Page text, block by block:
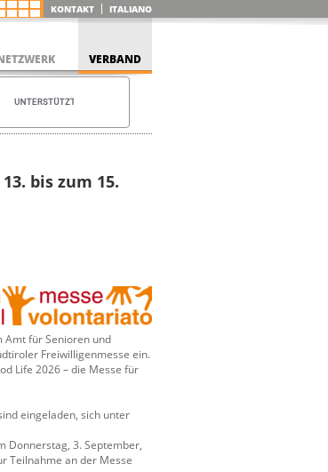
KONTAKT ITALIANO
VERBAND
bis zum 15.
Amt für Senioren und
Freiwilligenmesse ein.
Life 2026 – die Messe für
eingeladen, sich unter
Donnerstag, 3. September,
Teilnahme an der Messe